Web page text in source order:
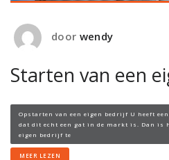
door wendy
Starten van een
Opstarten van een eigen bedrijf U heeft
dat dit echt een gat in de markt is. Dan is
eigen bedrijf te
MEER LEZEN